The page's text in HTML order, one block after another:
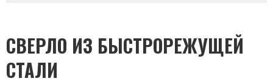
СВЕРЛО ИЗ БЫСТРОРЕЖУЩЕЙ
СТАЛИ